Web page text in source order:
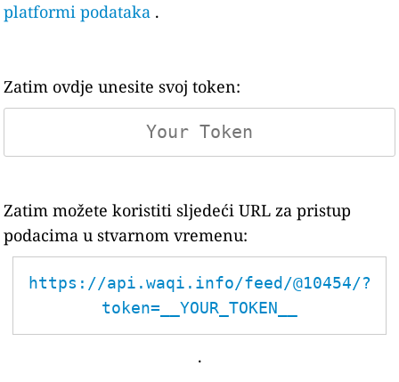
platformi podataka .
Zatim ovdje unesite svoj token:
Zatim možete koristiti sljedeći URL za pristup
podacima u stvarnom vremenu:
https://api.waqi.info/feed/@10454/?
token=__YOUR_TOKEN__
.